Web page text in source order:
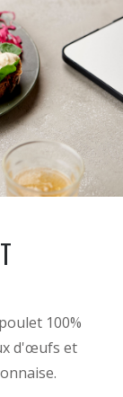
100%
d'œufs et